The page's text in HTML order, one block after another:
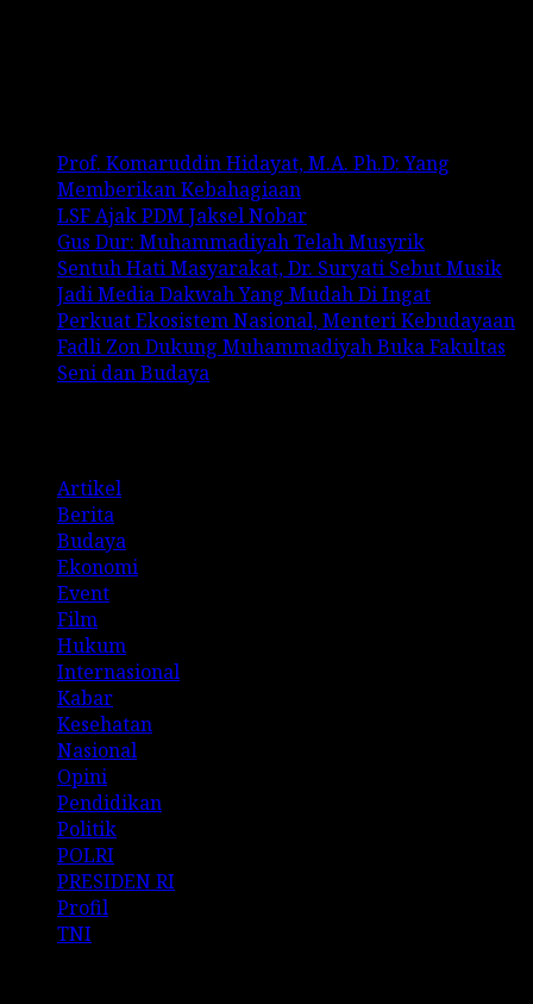
Prof. Komaruddin Hidayat, M.A. Ph.D: Yang
Memberikan Kebahagiaan
LSF Ajak PDM Jaksel Nobar
Gus Dur: Muhammadiyah Telah Musyrik
Sentuh Hati Masyarakat, Dr. Suryati Sebut Musik
Jadi Media Dakwah Yang Mudah Di Ingat
Perkuat Ekosistem Nasional, Menteri Kebudayaan
Fadli Zon Dukung Muhammadiyah Buka Fakultas
Seni dan Budaya
Artikel
Berita
Budaya
Ekonomi
Event
Film
Hukum
Internasional
Kabar
Kesehatan
Nasional
Opini
Pendidikan
Politik
POLRI
PRESIDEN RI
Profil
TNI